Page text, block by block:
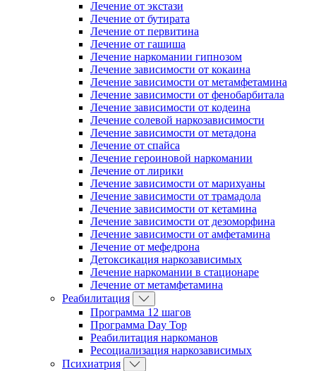
Лечение от экстази
Лечение от бутирата
Лечение от первитина
Лечение от гашиша
Лечение наркомании гипнозом
Лечение зависимости от кокаина
Лечение зависимости от метамфетамина
Лечение зависимости от фенобарбитала
Лечение зависимости от кодеина
Лечение солевой наркозависимости
Лечение зависимости от метадона
Лечение от спайса
Лечение героиновой наркомании
Лечение от лирики
Лечение зависимости от марихуаны
Лечение зависимости от трамадола
Лечение зависимости от кетамина
Лечение зависимости от дезоморфина
Лечение зависимости от амфетамина
Лечение от мефедрона
Детоксикация наркозависимых
Лечение наркомании в стационаре
Лечение от метамфетамина
Реабилитация
Программа 12 шагов
Программа Day Top
Реабилитация наркоманов
Ресоциализация наркозависимых
Психиатрия